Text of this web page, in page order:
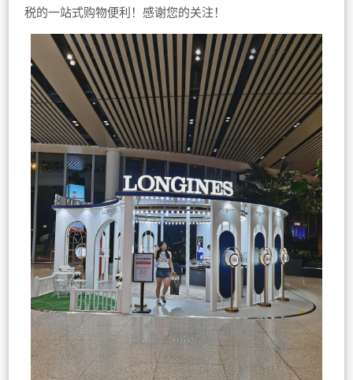
税的一站式购物便利！感谢您的关注！